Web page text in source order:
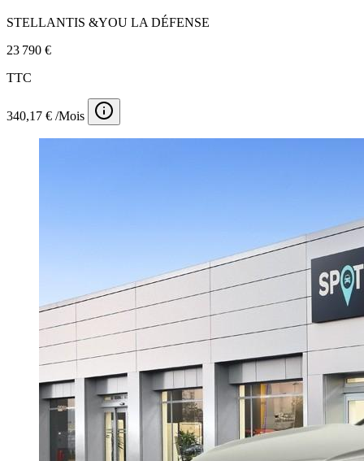
STELLANTIS &YOU LA DÉFENSE
23 790 €
TTC
340,17 € /Mois